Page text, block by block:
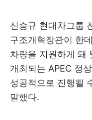
신승규 현대차그룹
구조개혁장관이 한
차량을 지원하게 돼
개최되는 APEC 정
성공적으로 진행될
말했다.